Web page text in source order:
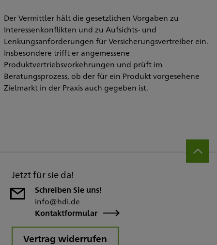
Der Vermittler hält die gesetzlichen Vorgaben zu
Interessenkonflikten und zu Aufsichts- und
Lenkungsanforderungen für Versicherungsvertreiber ein.
Insbesondere trifft er angemessene
Produktvertriebsvorkehrungen und prüft im
Beratungsprozess, ob der für ein Produkt vorgesehene
Zielmarkt in der Praxis auch gegeben ist.
Jetzt für sie da!
Schreiben Sie uns!
info@hdi.de
Kontaktformular
Vertrag widerrufen